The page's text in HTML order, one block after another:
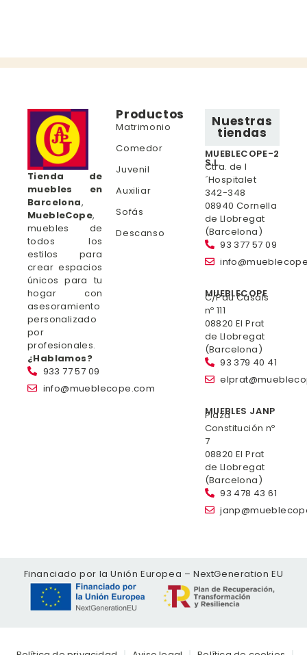
Tienda de
muebles en
Barcelona,
MuebleCope,
muebles de
todos los
estilos para
crear espacios
únicos para tu
hogar con
asesoramiento
personalizado
por
profesionales.
¿Hablamos?
933 77 57 09
info@mueblecope.com
Productos
Matrimonio
Comedor
Juvenil
Auxiliar
Sofás
Descanso
Nuestras
tiendas
MUEBLECOPE-2
S.L.
Ctra. de l
´Hospitalet
342-348
08940 Cornella
de Llobregat
(Barcelona)
93 377 57 09
MUEBLECOPE
C/Pau Casals
nº 111
08820 El Prat
de Llobregat
(Barcelona)
93 379 40 41
MUEBLES JANP
Plaza
Constitución nº
7
08820 El Prat
de Llobregat
(Barcelona)
93 478 43 61
Financiado por la Unión Europea – NextGeneration EU